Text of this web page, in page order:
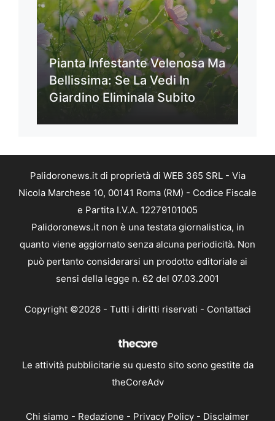
Pianta Infestante Velenosa Ma
Bellissima: Se La Vedi In
Giardino Eliminala Subito
Palidoronews.it di proprietà di WEB 365 SRL - Via
Nicola Marchese 10, 00141 Roma (RM) - Codice Fiscale
e Partita I.V.A. 12279101005
Palidoronews.it non è una testata giornalistica, in
quanto viene aggiornato senza alcuna periodicità. Non
può pertanto considerarsi un prodotto editoriale ai
sensi della legge n. 62 del 07.03.2001
Copyright ©2026 - Tutti i diritti riservati - Contattaci
Le attività pubblicitarie su questo sito sono gestite da
theCoreAdv
Chi siamo - Redazione - Privacy Policy - Disclaimer